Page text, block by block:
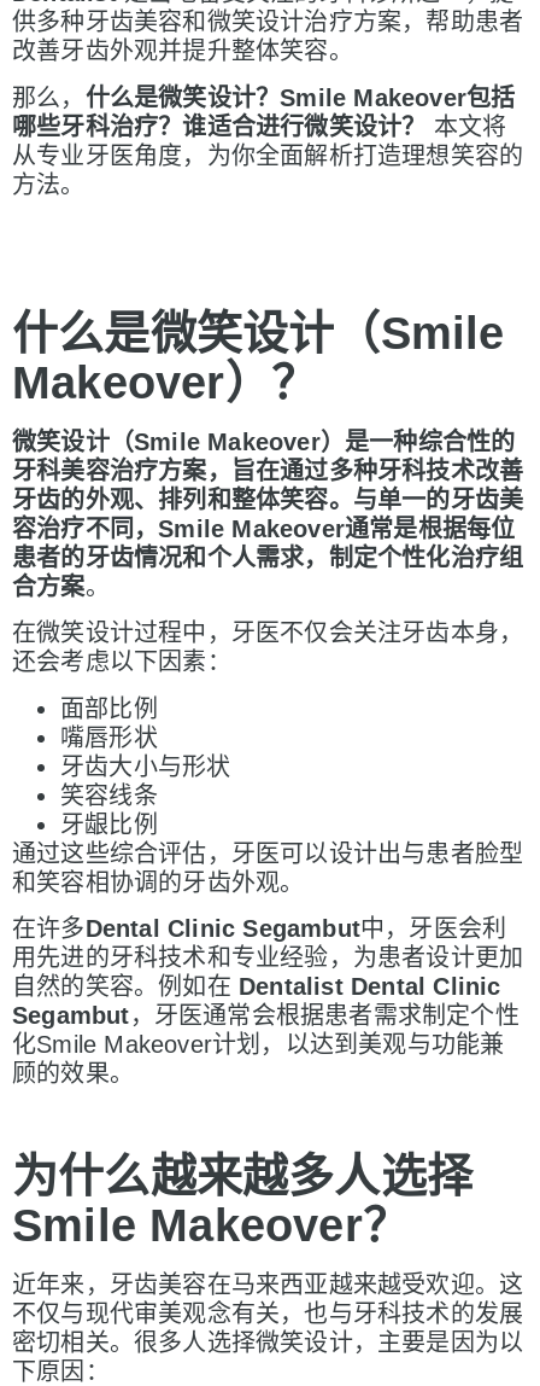
供多种牙齿美容和微笑设计治疗方案，帮助患者
改善牙齿外观并提升整体笑容。
那么， 什么是微笑设计？Smile Makeover包括
哪些牙科治疗？谁适合进行微笑设计？
本文将
从专业牙医角度，为你全面解析打造理想笑容的
方法。
什么是微笑设计（Smile
Makeover）？
微笑设计（Smile Makeover）是一种综合性的
牙科美容治疗方案，旨在通过多种牙科技术改善
牙齿的外观、排列和整体笑容。与单一的牙齿美
容治疗不同，Smile Makeover通常是根据每位
患者的牙齿情况和个人需求，制定个性化治疗组
合方案。
在微笑设计过程中，牙医不仅会关注牙齿本身，
还会考虑以下因素：
面部比例
嘴唇形状
牙齿大小与形状
笑容线条
牙龈比例
通过这些综合评估，牙医可以设计出与患者脸型
和笑容相协调的牙齿外观。
在许多Dental Clinic Segambut中，牙医会利
用先进的牙科技术和专业经验，为患者设计更加
自然的笑容。例如在 Dentalist Dental Clinic
Segambut，牙医通常会根据患者需求制定个性
化Smile Makeover计划，以达到美观与功能兼
顾的效果。
为什么越来越多人选择
Smile Makeover？
近年来，牙齿美容在马来西亚越来越受欢迎。这
不仅与现代审美观念有关，也与牙科技术的发展
密切相关。很多人选择微笑设计，主要是因为以
下原因：